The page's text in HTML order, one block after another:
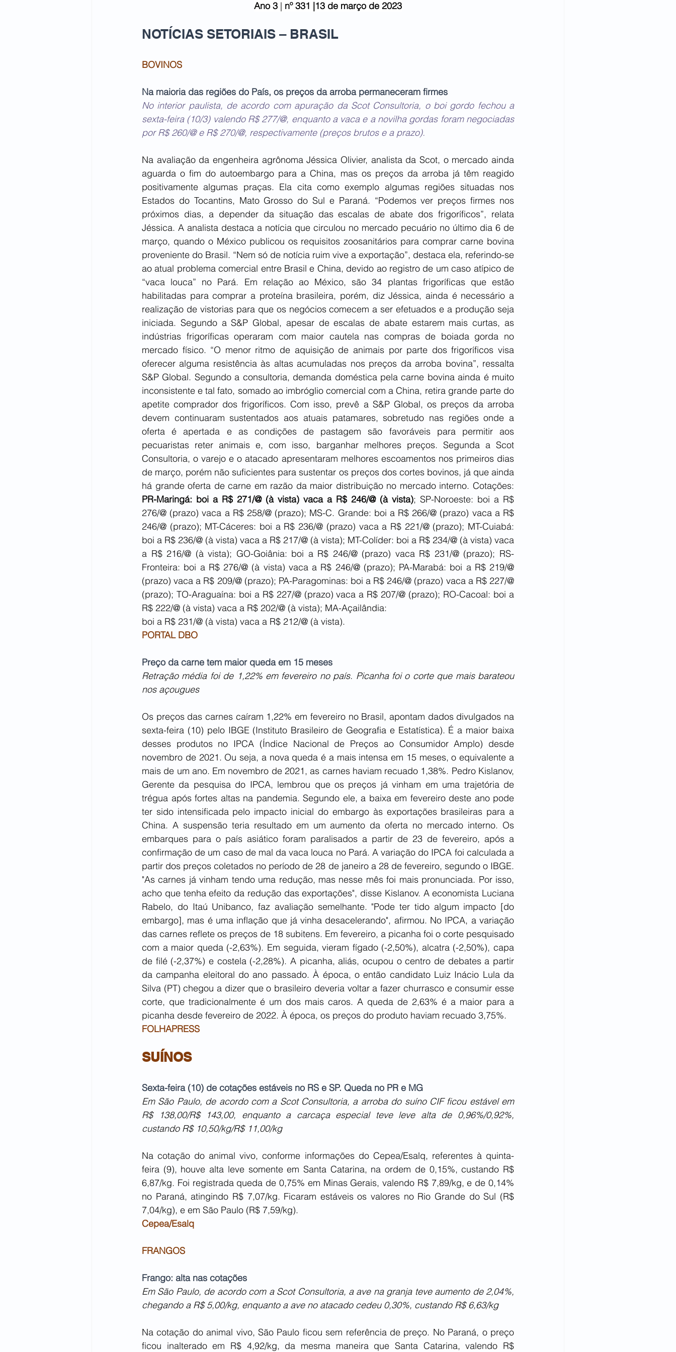
Ano 3 | nº 331 |13 de março de 2023
NOTÍCIAS SETORIAIS – BRASIL
BOVINOS
Na maioria das regiões do País, os preços da arroba permaneceram firmes
No interior paulista, de acordo com apuração da Scot Consultoria, o boi gordo fechou a
sexta-feira (10/3) valendo R$ 277/@, enquanto a vaca e a novilha gordas foram negociadas
por R$ 260/@ e R$ 270/@, respectivamente (preços brutos e a prazo).
Na avaliação da engenheira agrônoma Jéssica Olivier, analista da Scot, o mercado ainda
aguarda o fim do autoembargo para a China, mas os preços da arroba já têm reagido
positivamente algumas praças. Ela cita como exemplo algumas regiões situadas nos
Estados do Tocantins, Mato Grosso do Sul e Paraná. “Podemos ver preços firmes nos
próximos dias, a depender da situação das escalas de abate dos frigoríficos”, relata
Jéssica. A analista destaca a notícia que circulou no mercado pecuário no último dia 6 de
março, quando o México publicou os requisitos zoosanitários para comprar carne bovina
proveniente do Brasil. “Nem só de notícia ruim vive a exportação”, destaca ela, referindo-se
ao atual problema comercial entre Brasil e China, devido ao registro de um caso atípico de
“vaca louca” no Pará. Em relação ao México, são 34 plantas frigoríficas que estão
habilitadas para comprar a proteína brasileira, porém, diz Jéssica, ainda é necessário a
realização de vistorias para que os negócios comecem a ser efetuados e a produção seja
iniciada. Segundo a S&P Global, apesar de escalas de abate estarem mais curtas, as
indústrias frigoríficas operaram com maior cautela nas compras de boiada gorda no
mercado físico. “O menor ritmo de aquisição de animais por parte dos frigoríficos visa
oferecer alguma resistência às altas acumuladas nos preços da arroba bovina”, ressalta
S&P Global. Segundo a consultoria, demanda doméstica pela carne bovina ainda é muito
inconsistente e tal fato, somado ao imbróglio comercial com a China, retira grande parte do
apetite comprador dos frigoríficos. Com isso, prevê a S&P Global, os preços da arroba
devem continuaram sustentados aos atuais patamares, sobretudo nas regiões onde a
oferta é apertada e as condições de pastagem são favoráveis para permitir aos
pecuaristas reter animais e, com isso, barganhar melhores preços. Segunda a Scot
Consultoria, o varejo e o atacado apresentaram melhores escoamentos nos primeiros dias
de março, porém não suficientes para sustentar os preços dos cortes bovinos, já que ainda
PR-Maringá: boi a R$ 271/@ (à vista) vaca a R$ 246/@ (à vista); SP-Noroeste: boi a R$
276/@ (prazo) vaca a R$ 258/@ (prazo); MS-C. Grande: boi a R$ 266/@ (prazo) vaca a R$
246/@ (prazo); MT-Cáceres: boi a R$ 236/@ (prazo) vaca a R$ 221/@ (prazo); MT-Cuiabá:
boi a R$ 236/@ (à vista) vaca a R$ 217/@ (à vista); MT-Colíder: boi a R$ 234/@ (à vista) vaca
a R$ 216/@ (à vista); GO-Goiânia: boi a R$ 246/@ (prazo) vaca R$ 231/@ (prazo); RS-
Fronteira: boi a R$ 276/@ (à vista) vaca a R$ 246/@ (prazo); PA-Marabá: boi a R$ 219/@
(prazo) vaca a R$ 209/@ (prazo); PA-Paragominas: boi a R$ 246/@ (prazo) vaca a R$ 227/@
(prazo); TO-Araguaína: boi a R$ 227/@ (prazo) vaca a R$ 207/@ (prazo); RO-Cacoal: boi a
R$ 222/@ (à vista) vaca a R$ 202/@ (à vista); MA-Açailândia:
boi a R$ 231/@ (à vista) vaca a R$ 212/@ (à vista).
PORTAL DBO
Preço da carne tem maior queda em 15 meses
Retração média foi de 1,22% em fevereiro no país. Picanha foi o corte que mais barateou
nos açougues
Os preços das carnes caíram 1,22% em fevereiro no Brasil, apontam dados divulgados na
sexta-feira (10) pelo IBGE (Instituto Brasileiro de Geografia e Estatística). É a maior baixa
desses produtos no IPCA (Índice Nacional de Preços ao Consumidor Amplo) desde
novembro de 2021. Ou seja, a nova queda é a mais intensa em 15 meses, o equivalente a
mais de um ano. Em novembro de 2021, as carnes haviam recuado 1,38%. Pedro Kislanov,
Gerente da pesquisa do IPCA, lembrou que os preços já vinham em uma trajetória de
trégua após fortes altas na pandemia. Segundo ele, a baixa em fevereiro deste ano pode
ter sido intensificada pelo impacto inicial do embargo às exportações brasileiras para a
China. A suspensão teria resultado em um aumento da oferta no mercado interno. Os
embarques para o país asiático foram paralisados a partir de 23 de fevereiro, após a
confirmação de um caso de mal da vaca louca no Pará. A variação do IPCA foi calculada a
partir dos preços coletados no período de 28 de janeiro a 28 de fevereiro, segundo o IBGE.
"As carnes já vinham tendo uma redução, mas nesse mês foi mais pronunciada. Por isso,
acho que tenha efeito da redução das exportações", disse Kislanov. A economista Luciana
Rabelo, do Itaú Unibanco, faz avaliação semelhante. "Pode ter tido algum impacto [do
embargo], mas é uma inflação que já vinha desacelerando", afirmou. No IPCA, a variação
das carnes reflete os preços de 18 subitens. Em fevereiro, a picanha foi o corte pesquisado
com a maior queda (-2,63%). Em seguida, vieram fígado (-2,50%), alcatra (-2,50%), capa
de filé (-2,37%) e costela (-2,28%). A picanha, aliás, ocupou o centro de debates a partir
da campanha eleitoral do ano passado. À época, o então candidato Luiz Inácio Lula da
Silva (PT) chegou a dizer que o brasileiro deveria voltar a fazer churrasco e consumir esse
corte, que tradicionalmente é um dos mais caros. A queda de 2,63% é a maior para a
picanha desde fevereiro de 2022. À época, os preços do produto haviam recuado 3,75%.
FOLHAPRESS
SUÍNOS
Sexta-feira (10) de cotações estáveis no RS e SP. Queda no PR e MG
Em São Paulo, de acordo com a Scot Consultoria, a arroba do suíno CIF ficou estável em
R$ 138,00/R$ 143,00, enquanto a carcaça especial teve leve alta de 0,96%/0,92%,
custando R$ 10,50/kg/R$ 11,00/kg
Na cotação do animal vivo, conforme informações do Cepea/Esalq, referentes à quinta-
feira (9), houve alta leve somente em Santa Catarina, na ordem de 0,15%, custando R$
6,87/kg. Foi registrada queda de 0,75% em Minas Gerais, valendo R$ 7,89/kg, e de 0,14%
no Paraná, atingindo R$ 7,07/kg. Ficaram estáveis os valores no Rio Grande do Sul (R$
7,04/kg), e em São Paulo (R$ 7,59/kg).
Cepea/Esalq
FRANGOS
Frango: alta nas cotações
Em São Paulo, de acordo com a Scot Consultoria, a ave na granja teve aumento de 2,04%,
chegando a R$ 5,00/kg, enquanto a ave no atacado cedeu 0,30%, custando R$ 6,63/kg
Na cotação do animal vivo, São Paulo ficou sem referência de preço. No Paraná, o preço
ficou inalterado em R$ 4,92/kg, da mesma maneira que Santa Catarina, valendo R$